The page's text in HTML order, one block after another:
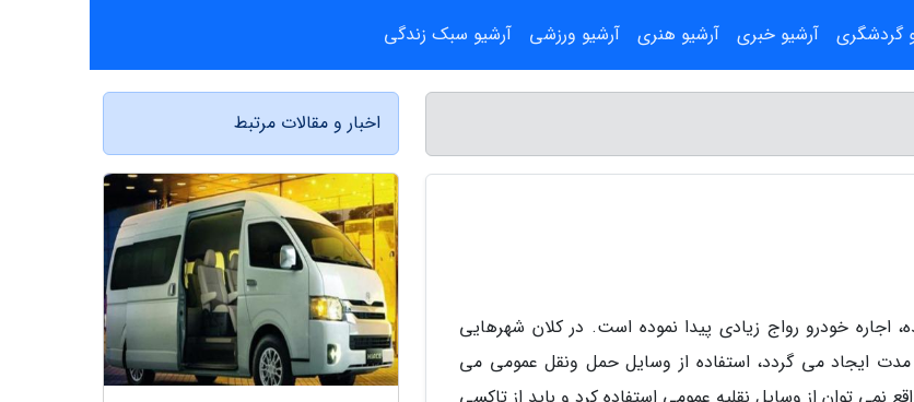
اجاره خودرو رواج زیادی پیدا نموده است. در کلان شهرهایی
ایجاد می گردد، استفاده از وسایل حمل ونقل عمومی می
اخبار و مقالات مرتبط
گردشگری آرشیو خبری آرشیو هنری آرشیو ورزشی آرشیو سبک زندگی